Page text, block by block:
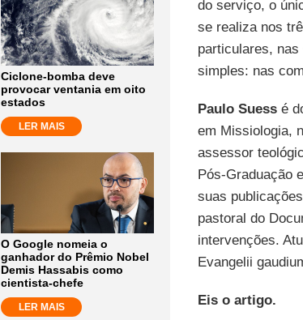
Ciclone-bomba deve
provocar ventania em oito
estados
LER MAIS
O Google nomeia o
ganhador do Prêmio Nobel
Demis Hassabis como
cientista-chefe
LER MAIS
do serviço, o
se realiza nos
particulares,
simples: nas
Paulo Suessé
em Missiologia,
assessor
Pós-Graduação
suas
pastoral do
intervenções.
Evangelii
Eis o artigo.